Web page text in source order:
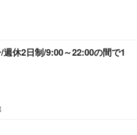
休2日制/9:00～22:00の間で1